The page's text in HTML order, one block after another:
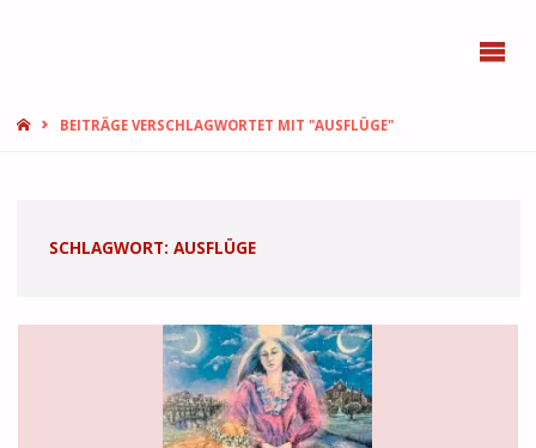
STARTBEITRÄGE VERSCHLAGWORTET MIT "AUSFLÜGE"
SCHLAGWORT: AUSFLÜGE